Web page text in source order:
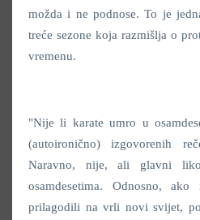
možda i ne podnose. To je
treće sezone koja razmišlja o
vremenu.
"Nije li karate umro u
(autoironično) izgovorenih
Naravno, nije, ali glavni
osamdesetima. Odnosno,
prilagodili na vrli novi svijet,